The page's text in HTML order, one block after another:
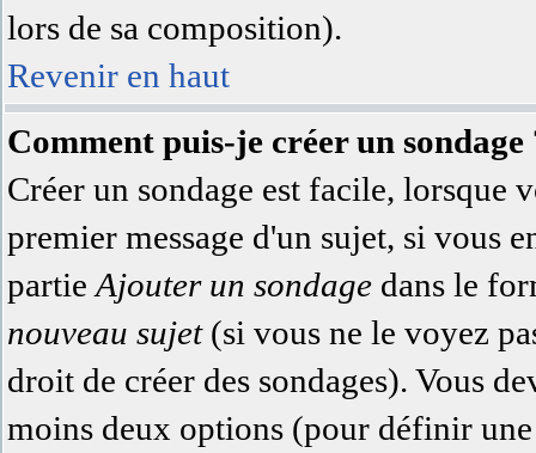
lors de sa composition).
Revenir en haut
Comment puis-je créer un sondage
Créer un sondage est facile, lorsque
premier message d'un sujet, si vous
partie Ajouter un sondage dans le
nouveau sujet(si vous ne le voyez
droit de créer des sondages). Vous
moins deux options (pour définir